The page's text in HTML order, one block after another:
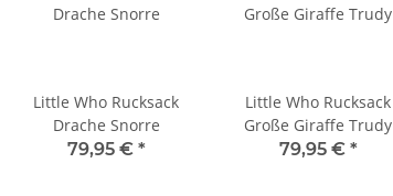
Little Who Rucksack
Drache Snorre
79,95 € *
Little Who Rucksack
Große Giraffe Trudy
79,95 € *